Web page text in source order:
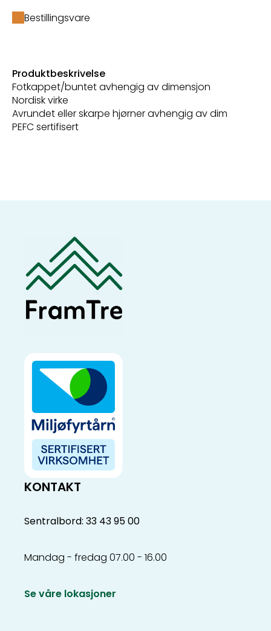
Bestillingsvare
Produktbeskrivelse
Fotkappet/buntet avhengig av dimensjon
Nordisk virke
Avrundet eller skarpe hjørner avhengig av dim
PEFC sertifisert
KONTAKT
Sentralbord: 33 43 95 00
Mandag - fredag 07.00 - 16.00
Se våre lokasjoner